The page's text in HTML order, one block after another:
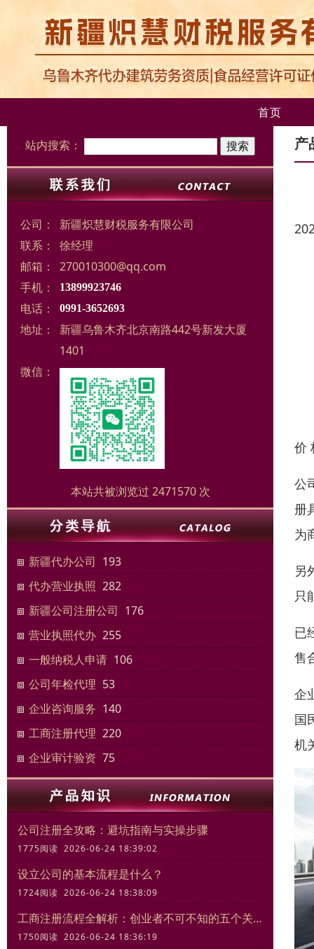
首页
站内搜索：
公司：
新疆炽慧财税服务有限公司
联系：
徐经理
邮箱：
270010300@qq.com
手机：
13899923746
电话： 0991-3652693
地址：
新疆乌鲁木齐北京南路442号新发大厦
1401
微信：
本站共被浏览过 2471570 次
新疆代办公司 193
代办营业执照 282
新疆公司注册公司 176
营业执照代办 255
一般纳税人申请 106
公司年检代理 53
企业咨询服务 140
工商注册代理 220
企业审计验资 75
公司注册全攻略：避坑指南与实操步骤
1775阅读 2026-06-24 18:39:02
设立公司的基本流程是什么？
1724阅读 2026-06-24 18:38:09
工商注册流程全解析：创业者不可不知的五个关键步骤
1750阅读 2026-06-24 18:36:19
产
价
公
册
为
另
只
已
售
企
国
机